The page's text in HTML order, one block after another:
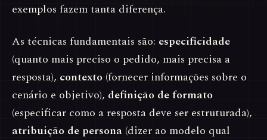
exemplos fazem tanta diferença.
As técnicas fundamentais são: especificidade
(quanto mais preciso o pedido, mais precisa a
resposta), contexto (fornecer informações sobre o
cenário e objetivo), definição de formato
(especificar como a resposta deve ser estruturada),
atribuição de persona (dizer ao modelo qual